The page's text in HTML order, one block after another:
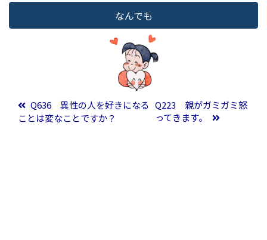
なんでも
投稿ナビゲーション
Q636 異性の人を好きになる
ことは変なことですか？
Q223 親がガミガミ怒
ってきます。